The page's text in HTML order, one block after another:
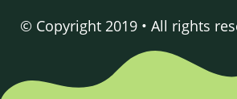
© Copyright 2019 • All rights